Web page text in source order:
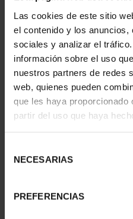
Las cookies de este sitio
el contenido y los anuncios,
sociales y analizar el
información sobre el uso
nuestros partners de redes
web, quienes pueden
que les haya proporcionado
partir del uso que haya
NECESARIAS
PREFERENCIAS
EQUIPO OLIMPICO
ESPAÑOL 2026 - 8
140,00 €